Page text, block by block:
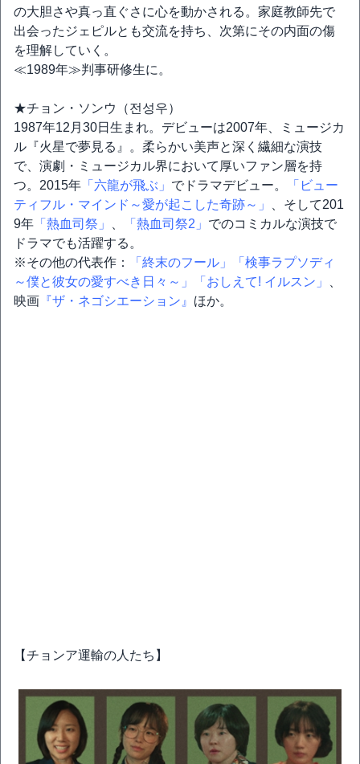
の大胆さや真っ直ぐさに心を動かされる。家庭教師先で
出会ったジェピルとも交流を持ち、次第にその内面の傷
を理解していく。
≪1989年≫判事研修生に。
★チョン・ソンウ（전성우）
1987年12月30日生まれ。デビューは2007年、ミュージカ
ル『火星で夢見る』。柔らかい美声と深く繊細な演技
で、演劇・ミュージカル界において厚いファン層を持
つ。2015年 「六龍が飛ぶ」 でドラマデビュー。
「ビュー
ティフル・マインド～愛が起こした奇跡～」
、そして201
9年 「熱血司祭」 「熱血司祭2」 でのコミカルな演技で
ドラマでも活躍する。
※その他の代表作：
「終末のフール」
「検事ラプソディ
～僕と彼女の愛すべき日々～」
「おしえて! イルスン」
映画 『ザ・ネゴシエーション』 ほか。
【チョンア運輸の人たち】